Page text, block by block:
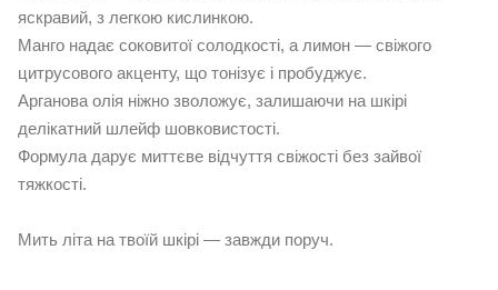
яскравий, з легкою кислинкою.
Манго надає соковитої солодкості, а лимон — свіжого
цитрусового акценту, що тонізує і пробуджує.
Арганова олія ніжно зволожує, залишаючи на шкірі
делікатний шлейф шовковистості.
Формула дарує миттєве відчуття свіжості без зайвої
тяжкості.
Мить літа на твоїй шкірі — завжди поруч.